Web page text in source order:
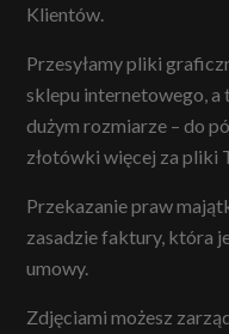
Klientów.
Przesyłamy pliki
sklepu internetowego,
dużym rozmiarze – do
złotówki więcej za pliki
Przekazanie praw
zasadzie faktury, która
umowy.
Zdjęciami możesz